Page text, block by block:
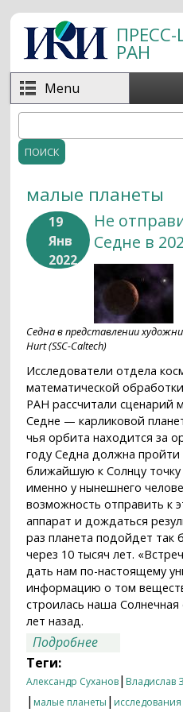
Перейти к основному
РАН
Menu
Форма поиска
малые планеты
19
Янв
2022
Не
Седне в
Седна в представлении
Hurt (SSC-Caltech)
Исследователи отдела
математической
РАН рассчитали сценарий
Седне — карликовой
чья орбита находится за
году Седна должна
ближайшую к Солнцу
именно у нынешнего
возможность отправить к
аппарат и дождаться
раз планета подойдет так
через 10 тысяч лет.
дать нам по-настоящему
информацию о том
строилась наша
лет назад.
Подробнее
Теги:
Александр Суханов| Владислав
| малые планеты | исследования